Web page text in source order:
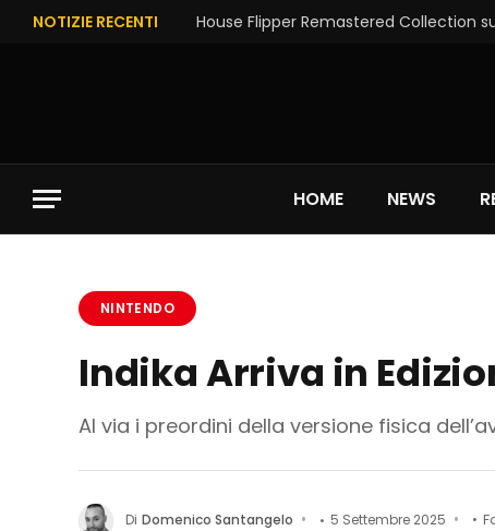
NOTIZIE RECENTI House Flipper Remastered Collection
HOME NEWS
NINTENDO
Indika Arriva in
Al via i preordini della versione fisica
Di Domenico Santangelo 5 Settembre 2025